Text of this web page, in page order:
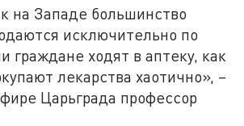
на Западе большинство
исключительно по
граждане ходят в аптеку, как
лекарства хаотично», –
Царьграда профессор